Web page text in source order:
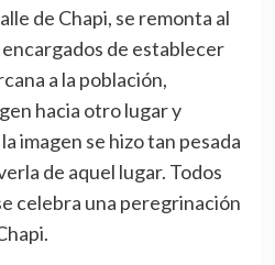
de Chapi, se remonta al
de establecer
a la población,
hacia otro lugar y
imagen se hizo tan pesada
de aquel lugar. Todos
celebra una peregrinación